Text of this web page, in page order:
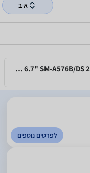
א-ב
סמסונג גלקסי Samsung Galaxy A57 5G 6.7" SM-A576B/DS 256GB 8GB RAM
לפרטים נוספים